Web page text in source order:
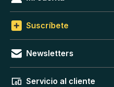
Suscríbete
Newsletters
Servicio al cliente